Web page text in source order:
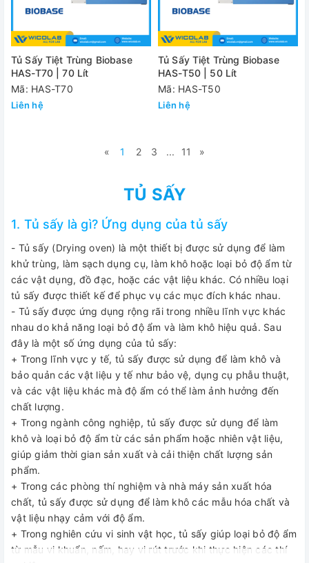
Tủ Sấy Tiệt Trùng Biobase
HAS-T70 | 70 Lít
Mã: HAS-T70
Liên hệ
Tủ Sấy Tiệt Trùng Biobase
HAS-T50 | 50 Lít
Mã: HAS-T50
Liên hệ
« 1 2 3 ... 11 »
TỦ SẤY
1. Tủ sấy là gì? Ứng dụng của tủ sấy
- Tủ sấy (Drying oven) là một thiết bị được sử dụng để làm
khử trùng, làm sạch dụng cụ, làm khô hoặc loại bỏ độ ẩm từ
các vật dụng, đồ đạc, hoặc các vật liệu khác. Có nhiều loại
tủ sấy được thiết kế để phục vụ các mục đích khác nhau.
- Tủ sấy được ứng dụng rộng rãi trong nhiều lĩnh vực khác
nhau do khả năng loại bỏ độ ẩm và làm khô hiệu quả. Sau
đây là một số ứng dụng của tủ sấy:
+ Trong lĩnh vực y tế, tủ sấy được sử dụng để làm khô và
bảo quản các vật liệu y tế như bảo vệ, dụng cụ phẫu thuật,
và các vật liệu khác mà độ ẩm có thể làm ảnh hưởng đến
chất lượng.
+ Trong ngành công nghiệp, tủ sấy được sử dụng để làm
khô và loại bỏ độ ẩm từ các sản phẩm hoặc nhiên vật liệu,
giúp giảm thời gian sản xuất và cải thiện chất lượng sản
phẩm.
+ Trong các phòng thí nghiệm và nhà máy sản xuất hóa
chất, tủ sấy được sử dụng để làm khô các mẫu hóa chất và
vật liệu nhạy cảm với độ ẩm.
+ Trong nghiên cứu vi sinh vật học, tủ sấy giúp loại bỏ độ ẩm
từ mẫu vi khuẩn, nấm, hay vi rút trước khi thực hiện các thí